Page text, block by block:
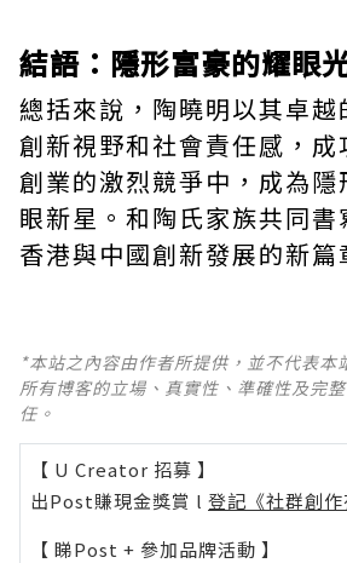
結語：隱形富豪的耀眼
總括來說，陶曉明以其卓越
創新視野和社會責任感，成
創業的激烈競爭中，成為
眼新星。和陶氏家族共同
香港與中國創新發展的新篇
*本站之內容由作者所提供，並不代表本
所有博客的立場、真實性、準確性及完
任。
【 U Creator 招募 】
出Post賺現金獎賞 l 登記《社群創作
【 睇Post + 參加品牌活動 】